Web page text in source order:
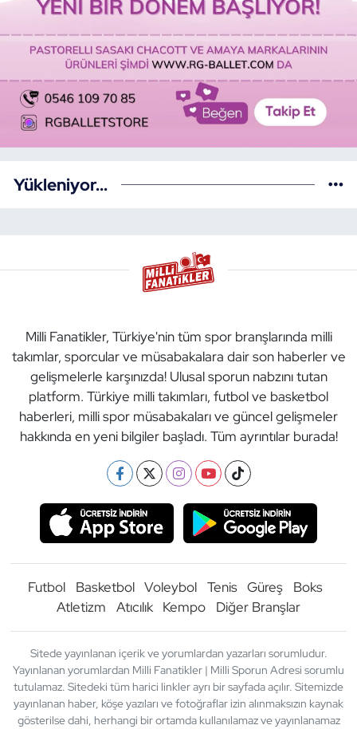
Yükleniyor...
Milli Fanatikler, Türkiye'nin tüm spor branşlarında milli
takımlar, sporcular ve müsabakalara dair son haberler ve
gelişmelerle karşınızda! Ulusal sporun nabzını tutan
platform. Türkiye milli takımları, futbol ve basketbol
haberleri, milli spor müsabakaları ve güncel gelişmeler
hakkında en yeni bilgiler başladı. Tüm ayrıntılar burada!
Futbol Basketbol Voleybol Tenis Güreş
Boks
Atletizm
Atıcılık Kempo Diğer Branşlar
Sitede yayınlanan içerik ve yorumlardan yazarları sorumludur.
Yayınlanan yorumlardan Milli Fanatikler | Milli Sporun Adresi sorumlu
tutulamaz. Sitedeki tüm harici linkler ayrı bir sayfada açılır. Sitemizde
yayınlanan haber, köşe yazıları ve fotoğraflar izin alınmaksızın kaynak
gösterilse dahi, herhangi bir ortamda kullanılamaz ve yayınlanamaz